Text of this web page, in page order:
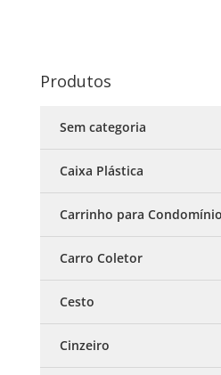
Produtos
Sem categoria
Caixa Plástica
Carrinho para Condomínio
Carro Coletor
Cesto
Cinzeiro